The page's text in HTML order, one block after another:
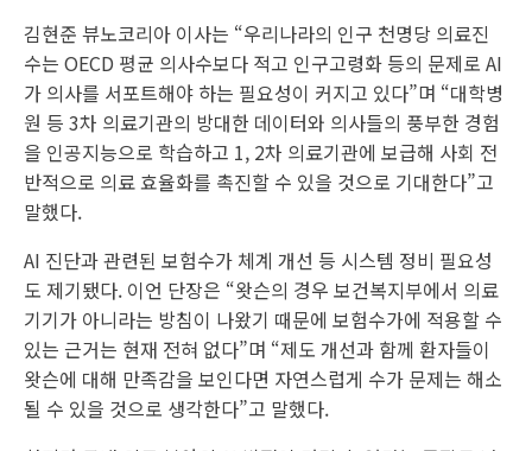
김현준 뷰노코리아 이사는 “우리나라의 인구 천명당 의료진
수는 OECD 평균 의사수보다 적고 인구고령화 등의 문제로 AI
가 의사를 서포트해야 하는 필요성이 커지고 있다”며 “대학병
원 등 3차 의료기관의 방대한 데이터와 의사들의 풍부한 경험
을 인공지능으로 학습하고 1, 2차 의료기관에 보급해 사회 전
반적으로 의료 효율화를 촉진할 수 있을 것으로 기대한다”고
말했다.
AI 진단과 관련된 보험수가 체계 개선 등 시스템 정비 필요성
도 제기됐다. 이언 단장은 “왓슨의 경우 보건복지부에서 의료
기기가 아니라는 방침이 나왔기 때문에 보험수가에 적용할 수
있는 근거는 현재 전혀 없다”며 “제도 개선과 함께 환자들이
왓슨에 대해 만족감을 보인다면 자연스럽게 수가 문제는 해소
될 수 있을 것으로 생각한다”고 말했다.